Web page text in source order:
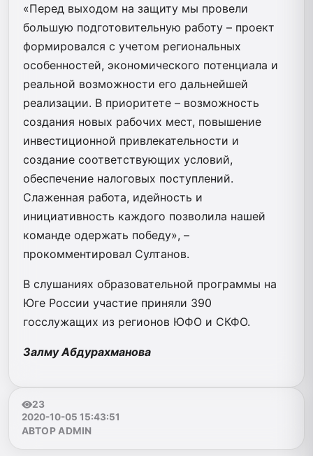
«Перед выходом на защиту мы провели
большую подготовительную работу – проект
формировался с учетом региональных
особенностей, экономического потенциала и
реальной возможности его дальнейшей
реализации. В приоритете – возможность
создания новых рабочих мест, повышение
инвестиционной привлекательности и
создание соответствующих условий,
обеспечение налоговых поступлений.
Слаженная работа, идейность и
инициативность каждого позволила нашей
команде одержать победу», –
прокомментировал Султанов.
В слушаниях образовательной программы на
Юге России участие приняли 390
госслужащих из регионов ЮФО и СКФО.
Залму Абдурахманова
23
2020-10-05 15:43:51
АВТОР ADMIN